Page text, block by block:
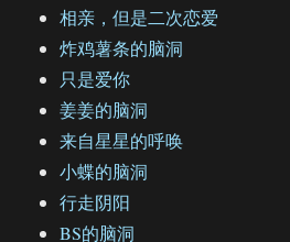
相亲，但是二次恋爱
炸鸡薯条的脑洞
只是爱你
姜姜的脑洞
来自星星的呼唤
小蝶的脑洞
行走阴阳
BS的脑洞